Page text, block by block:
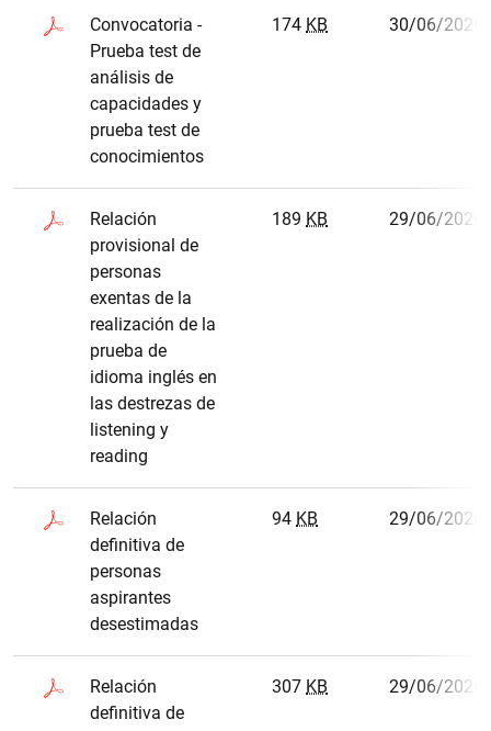
Convocatoria -
Prueba test de
análisis de
capacidades y
prueba test de
conocimientos
174 KB 30/06/2026
Relación
provisional de
personas
exentas de la
realización de la
prueba de
idioma inglés en
las destrezas de
listening y
reading
189 KB 29/06/2026
Relación
definitiva de
personas
aspirantes
desestimadas
94 KB 29/06/2026
Relación
definitiva de
307 KB 29/06/2026